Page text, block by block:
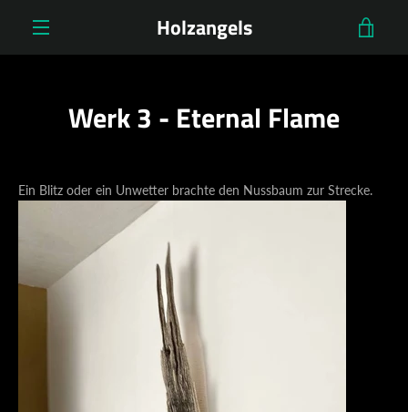
Holzangels
Werk 3 - Eternal Flame
Ein Blitz oder ein Unwetter brachte den Nussbaum zur Strecke.